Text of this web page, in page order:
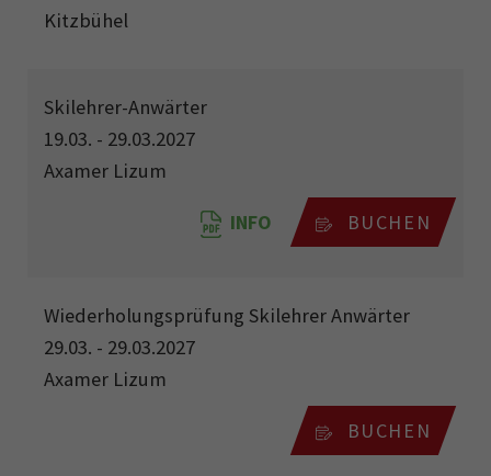
Kitzbühel
Skilehrer-Anwärter
19.03. - 29.03.2027
Axamer Lizum
INFO BUCHEN
Wiederholungsprüfung Skilehrer Anwärter
29.03. - 29.03.2027
Axamer Lizum
BUCHEN